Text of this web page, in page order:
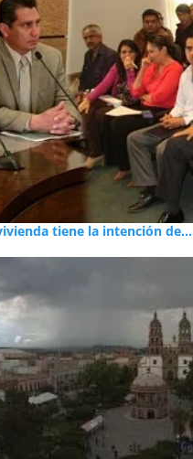
tiene la intención de...